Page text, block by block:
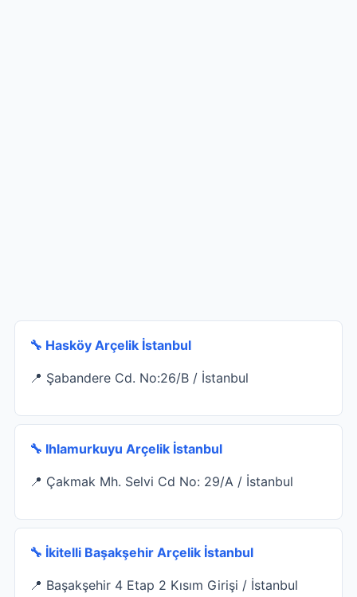
🔧 Hasköy Arçelik İstanbul
📍 Şabandere Cd. No:26/B / İstanbul
🔧 Ihlamurkuyu Arçelik İstanbul
📍 Çakmak Mh. Selvi Cd No: 29/A / İstanbul
🔧 İkitelli Başakşehir Arçelik İstanbul
📍 Başakşehir 4 Etap 2 Kısım Girişi / İstanbul